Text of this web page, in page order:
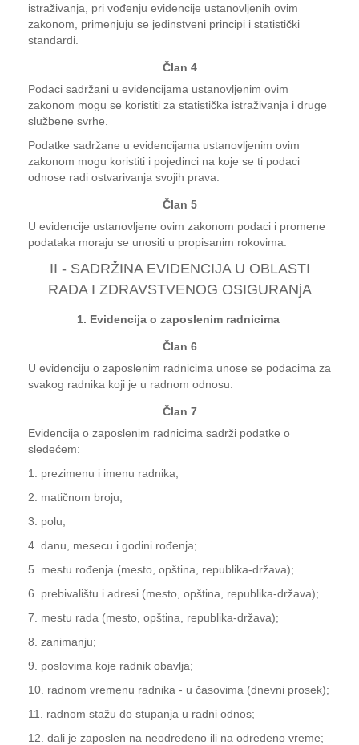
istraživanja, pri vođenju evidencije ustanovljenih ovim
zakonom, primenjuju se jedinstveni principi i statistički
standardi.
Član 4
Podaci sadržani u evidencijama ustanovljenim ovim
zakonom mogu se koristiti za statistička istraživanja i druge
službene svrhe.
Podatke sadržane u evidencijama ustanovljenim ovim
zakonom mogu koristiti i pojedinci na koje se ti podaci
odnose radi ostvarivanja svojih prava.
Član 5
U evidencije ustanovljene ovim zakonom podaci i promene
podataka moraju se unositi u propisanim rokovima.
II - SADRŽINA EVIDENCIJA U OBLASTI
RADA I ZDRAVSTVENOG OSIGURANjA
1. Evidencija o zaposlenim radnicima
Član 6
U evidenciju o zaposlenim radnicima unose se podacima za
svakog radnika koji je u radnom odnosu.
Član 7
Evidencija o zaposlenim radnicima sadrži podatke o
sledećem:
1. prezimenu i imenu radnika;
2. matičnom broju,
3. polu;
4. danu, mesecu i godini rođenja;
5. mestu rođenja (mesto, opština, republika-država);
6. prebivalištu i adresi (mesto, opština, republika-država);
7. mestu rada (mesto, opština, republika-država);
8. zanimanju;
9. poslovima koje radnik obavlja;
10. radnom vremenu radnika - u časovima (dnevni prosek);
11. radnom stažu do stupanja u radni odnos;
12. dali je zaposlen na neodređeno ili na određeno vreme;